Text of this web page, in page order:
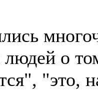
о
"это,